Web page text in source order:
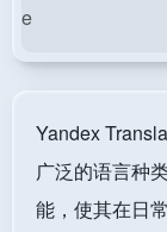
Yandex
广泛的语言种
能，使其在日